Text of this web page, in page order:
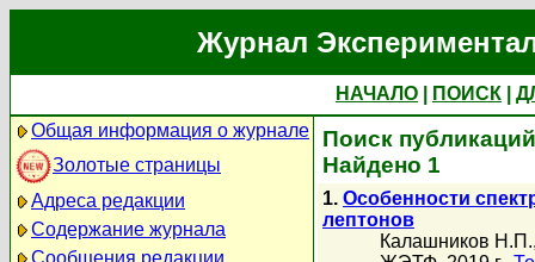
Журнал
НАЧАЛО ПОИСК
Общая информация о журнале
Золотые страницы
Адреса редакции
Содержание журнала
Сообщения редакции
Поиск
Найдено 1
1. Особенности
лептонов
Калашников Н.П.